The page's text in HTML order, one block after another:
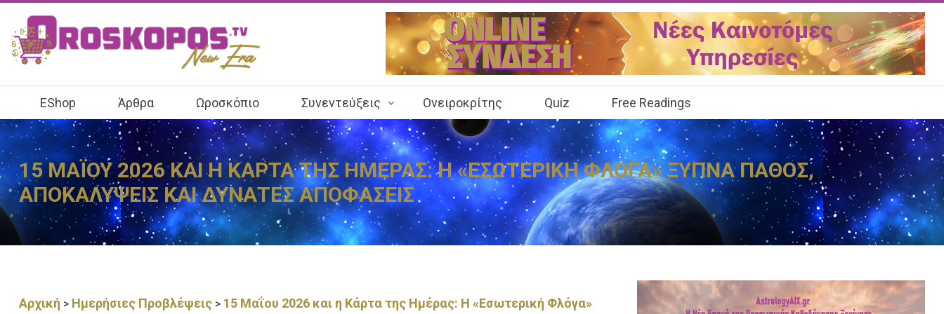
EShop Άρθρα Ωροσκόπιο Συνεντεύξεις Ονειροκρίτης Quiz Free Readings
15 ΜΑΪΟΥ 2026 ΚΑΙ Η ΚΑΡΤΑ ΤΗΣ ΗΜΕΡΑΣ: Η «ΕΣΩΤΕΡΙΚΗ ΦΛΟΓΑ» ΞΥΠΝΑ ΠΑΘΟΣ,
ΑΠΟΚΑΛΥΨΕΙΣ ΚΑΙ ΔΥΝΑΤΕΣ ΑΠΟΦΑΣΕΙΣ
Αρχική > Ημερήσιες Προβλέψεις > 15 Μαΐου 2026 και η Κάρτα της Ημέρας: Η «Εσωτερική Φλόγα»